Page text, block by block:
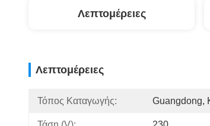
Λεπτομέρειες
Λεπτομέρειες
Τόπος Καταγωγής: Guangdong,